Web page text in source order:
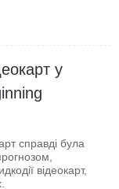
у
справді була
відеокарт,